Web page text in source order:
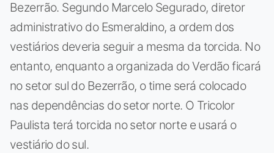
Bezerrão. Segundo Marcelo Segurado, diretor
administrativo do Esmeraldino, a ordem dos
vestiários deveria seguir a mesma da torcida. No
entanto, enquanto a organizada do Verdão ficará
no setor sul do Bezerrão, o time será colocado
nas dependências do setor norte. O Tricolor
Paulista terá torcida no setor norte e usará o
vestiário do sul.